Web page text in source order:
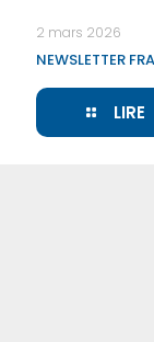
2 mars 2026
NEWSLETTER
LIRE